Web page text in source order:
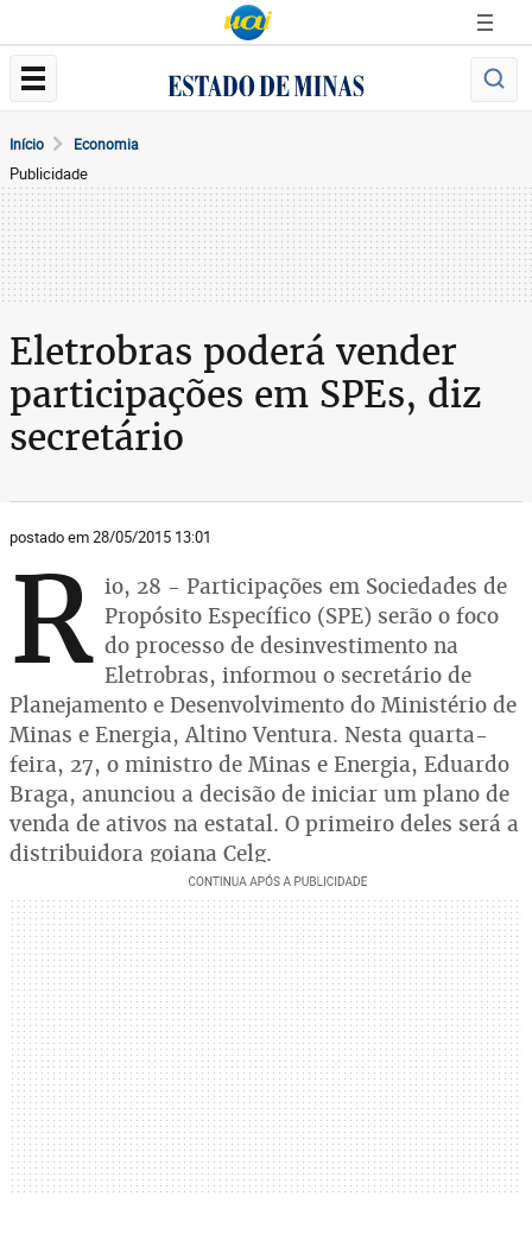
Início Economia
Publicidade
Eletrobras poderá vender
participações em SPEs, diz
secretário
postado em 28/05/2015 13:01
R io, 28 - Participações em Sociedades de
Propósito Específico (SPE) serão o foco
do processo de desinvestimento na
Eletrobras, informou o secretário de
Planejamento e Desenvolvimento do Ministério de
Minas e Energia, Altino Ventura. Nesta quarta-
feira, 27, o ministro de Minas e Energia, Eduardo
Braga, anunciou a decisão de iniciar um plano de
venda de ativos na estatal. O primeiro deles será a
distribuidora goiana Celg.